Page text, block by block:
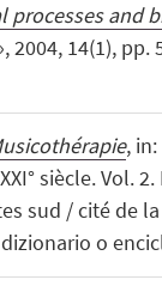
processes and
2004, 14(1),
,
siècle. Vol. 2.
sud / cité de
o